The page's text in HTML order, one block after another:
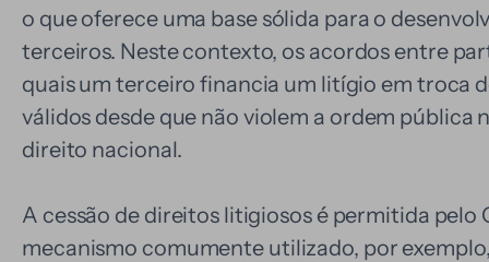
o que oferece uma base sólida para o
terceiros. Neste contexto, os acordos entre
quais um terceiro financia um litígio em troca
válidos desde que não violem a ordem
direito nacional.
A cessão de direitos litigiosos é permitida pelo
mecanismo comumente utilizado, por